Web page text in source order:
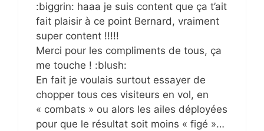
:biggrin: haaa je suis content que ça t’ait
fait plaisir à ce point Bernard, vraiment
super content !!!!!
Merci pour les compliments de tous, ça
me touche ! :blush:
En fait je voulais surtout essayer de
chopper tous ces visiteurs en vol, en
« combats » ou alors les ailes déployées
pour que le résultat soit moins « figé »…